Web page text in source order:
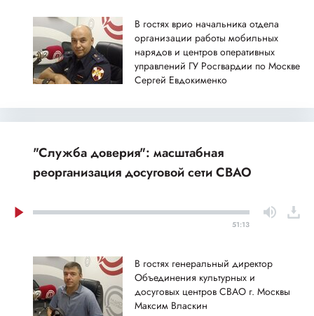
В гостях врио начальника отдела
организации работы мобильных
нарядов и центров оперативных
управлений ГУ Росгвардии по Москве
Сергей Евдокименко
"Служба доверия": масштабная
реорганизация досуговой сети СВАО
51:13
В гостях генеральный директор
Объединения культурных и
досуговых центров СВАО г. Москвы
Максим Власкин